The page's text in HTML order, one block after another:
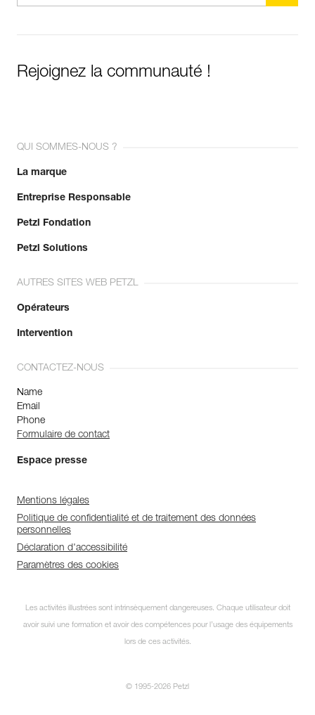
Rejoignez la communauté !
QUI SOMMES-NOUS ?
La marque
Entreprise Responsable
Petzl Fondation
Petzl Solutions
AUTRES SITES WEB PETZL
Opérateurs
Intervention
CONTACTEZ-NOUS
Name
Email
Phone
Formulaire de contact
Espace presse
Mentions légales
Politique de confidentialité et de traitement des données
personnelles
Déclaration d'accessibilité
Paramètres des cookies
Les activités illustrées sont intrinsèquement dangereuses. Chaque utilisateur doit
avoir suivi une formation et avoir des compétences pour l’usage des équipements
lors de ces activités.
© 1995-2026 Petzl